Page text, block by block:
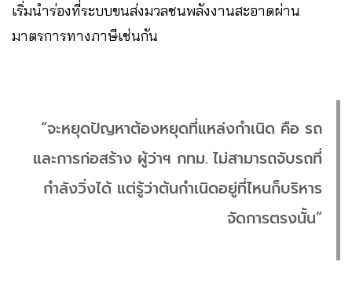
เริ่มนำร่องที่ระบบขนส่งมวลชนพลังงานสะอาดผ่าน
มาตรการทางภาษีเช่นกัน
“จะหยุดปัญหาต้องหยุดที่แหล่งกำเนิด คือ รถ
และการก่อสร้าง ผู้ว่าฯ กทม. ไม่สามารถจับรถที่
กำลังวิ่งได้ แต่รู้ว่าต้นกำเนิดอยู่ที่ไหนก็บริหาร
จัดการตรงนั้น”